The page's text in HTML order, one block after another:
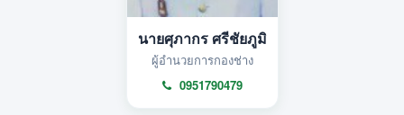
นายศุภากร ศรีชัยภูมิ
ผู้อำนวยการกองช่าง
0951790479